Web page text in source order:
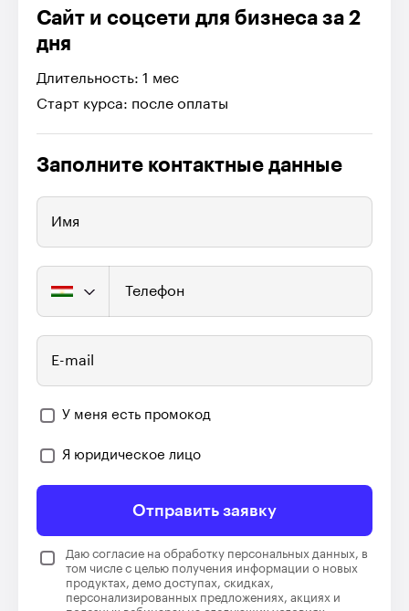
Сайт и соцсети для бизнеса за 2
дня
Длительность: 1 мес
Старт курса: после оплаты
Заполните контактные данные
Имя
Телефон
E-mail
У меня есть промокод
Я юридическое лицо
Отправить заявку
Даю согласие на обработку персональных данных, в
том числе с целью получения информации о новых
продуктах, демо доступах, скидках,
персонализированных предложениях, акциях и